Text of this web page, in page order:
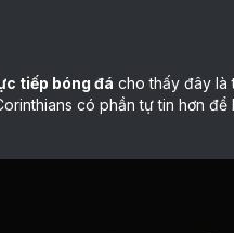
tiếp bóng đá cho thấy đây là
có phần tự tin hơn để